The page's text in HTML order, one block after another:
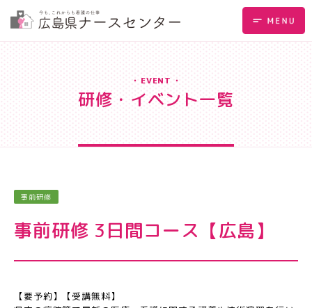
EVENT
研修・イベント一覧
事前研修
事前研修 3日間コース【広島】
【要予約】【受講無料】